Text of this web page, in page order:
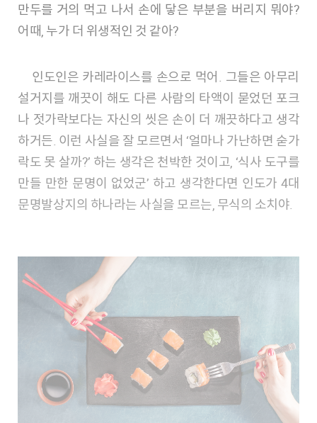
만두를 거의 먹고 나서 손에 닿은 부분을 버리지 뭐야?
어때, 누가 더 위생적인 것 같아?
인도인은 카레라이스를 손으로 먹어. 그들은 아무리
설거지를 깨끗이 해도 다른 사람의 타액이 묻었던 포크
나 젓가락보다는 자신의 씻은 손이 더 깨끗하다고 생각
하거든. 이런 사실을 잘 모르면서 ‘얼마나 가난하면 숟가
락도 못 살까?’ 하는 생각은 천박한 것이고, ‘식사 도구를
만들 만한 문명이 없었군’ 하고 생각한다면 인도가 4대
문명발상지의 하나라는 사실을 모르는, 무식의 소치야.